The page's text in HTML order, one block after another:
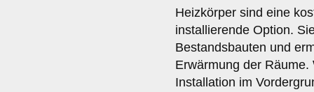
Heizkörper sind eine
installierende Option.
Bestandsbauten und
Erwärmung der
Installation im